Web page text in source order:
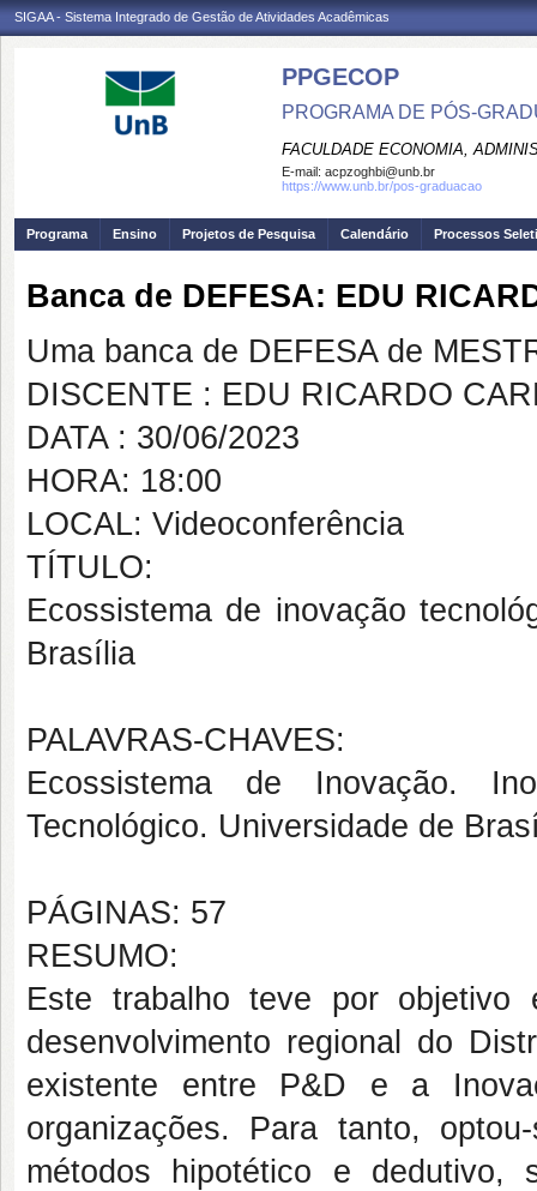
SIGAA - Sistema Integrado de Gestão de Atividades Acadêmicas
PPGECOP
PROGRAMA DE PÓS-
FACULDADE ECONOMIA,
E-mail: acpzoghbi@unb.br
https://www.unb.br/pos-graduacao
Programa Ensino Projetos de Pesquisa Calendário Processos
Banca de DEFESA: EDU
Uma banca de DEFESA de
DISCENTE : EDU RICARDO
DATA : 30/06/2023
HORA: 18:00
LOCAL: Videoconferência
TÍTULO:
Ecossistema de inovação
Brasília
PALAVRAS-CHAVES:
Ecossistema de Inovação.
Tecnológico. Universidade de
PÁGINAS: 57
RESUMO:
Este trabalho teve por objetivo
desenvolvimento regional do
existente entre P&D e a
organizações. Para tanto,
métodos hipotético e dedutivo,